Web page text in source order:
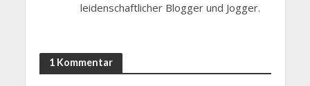
leidenschaftlicher Blogger und Jogger.
1 Kommentar